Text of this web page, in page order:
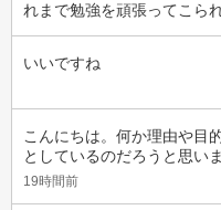
れまで勉強を頑張ってこら
いいですね
こんにちは。何か理由や目
としているのだろうと思い
19時間前